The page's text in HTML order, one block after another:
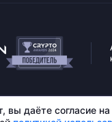
вы даёте согласие
Москва, ул.
ОГРН: 1247700814020